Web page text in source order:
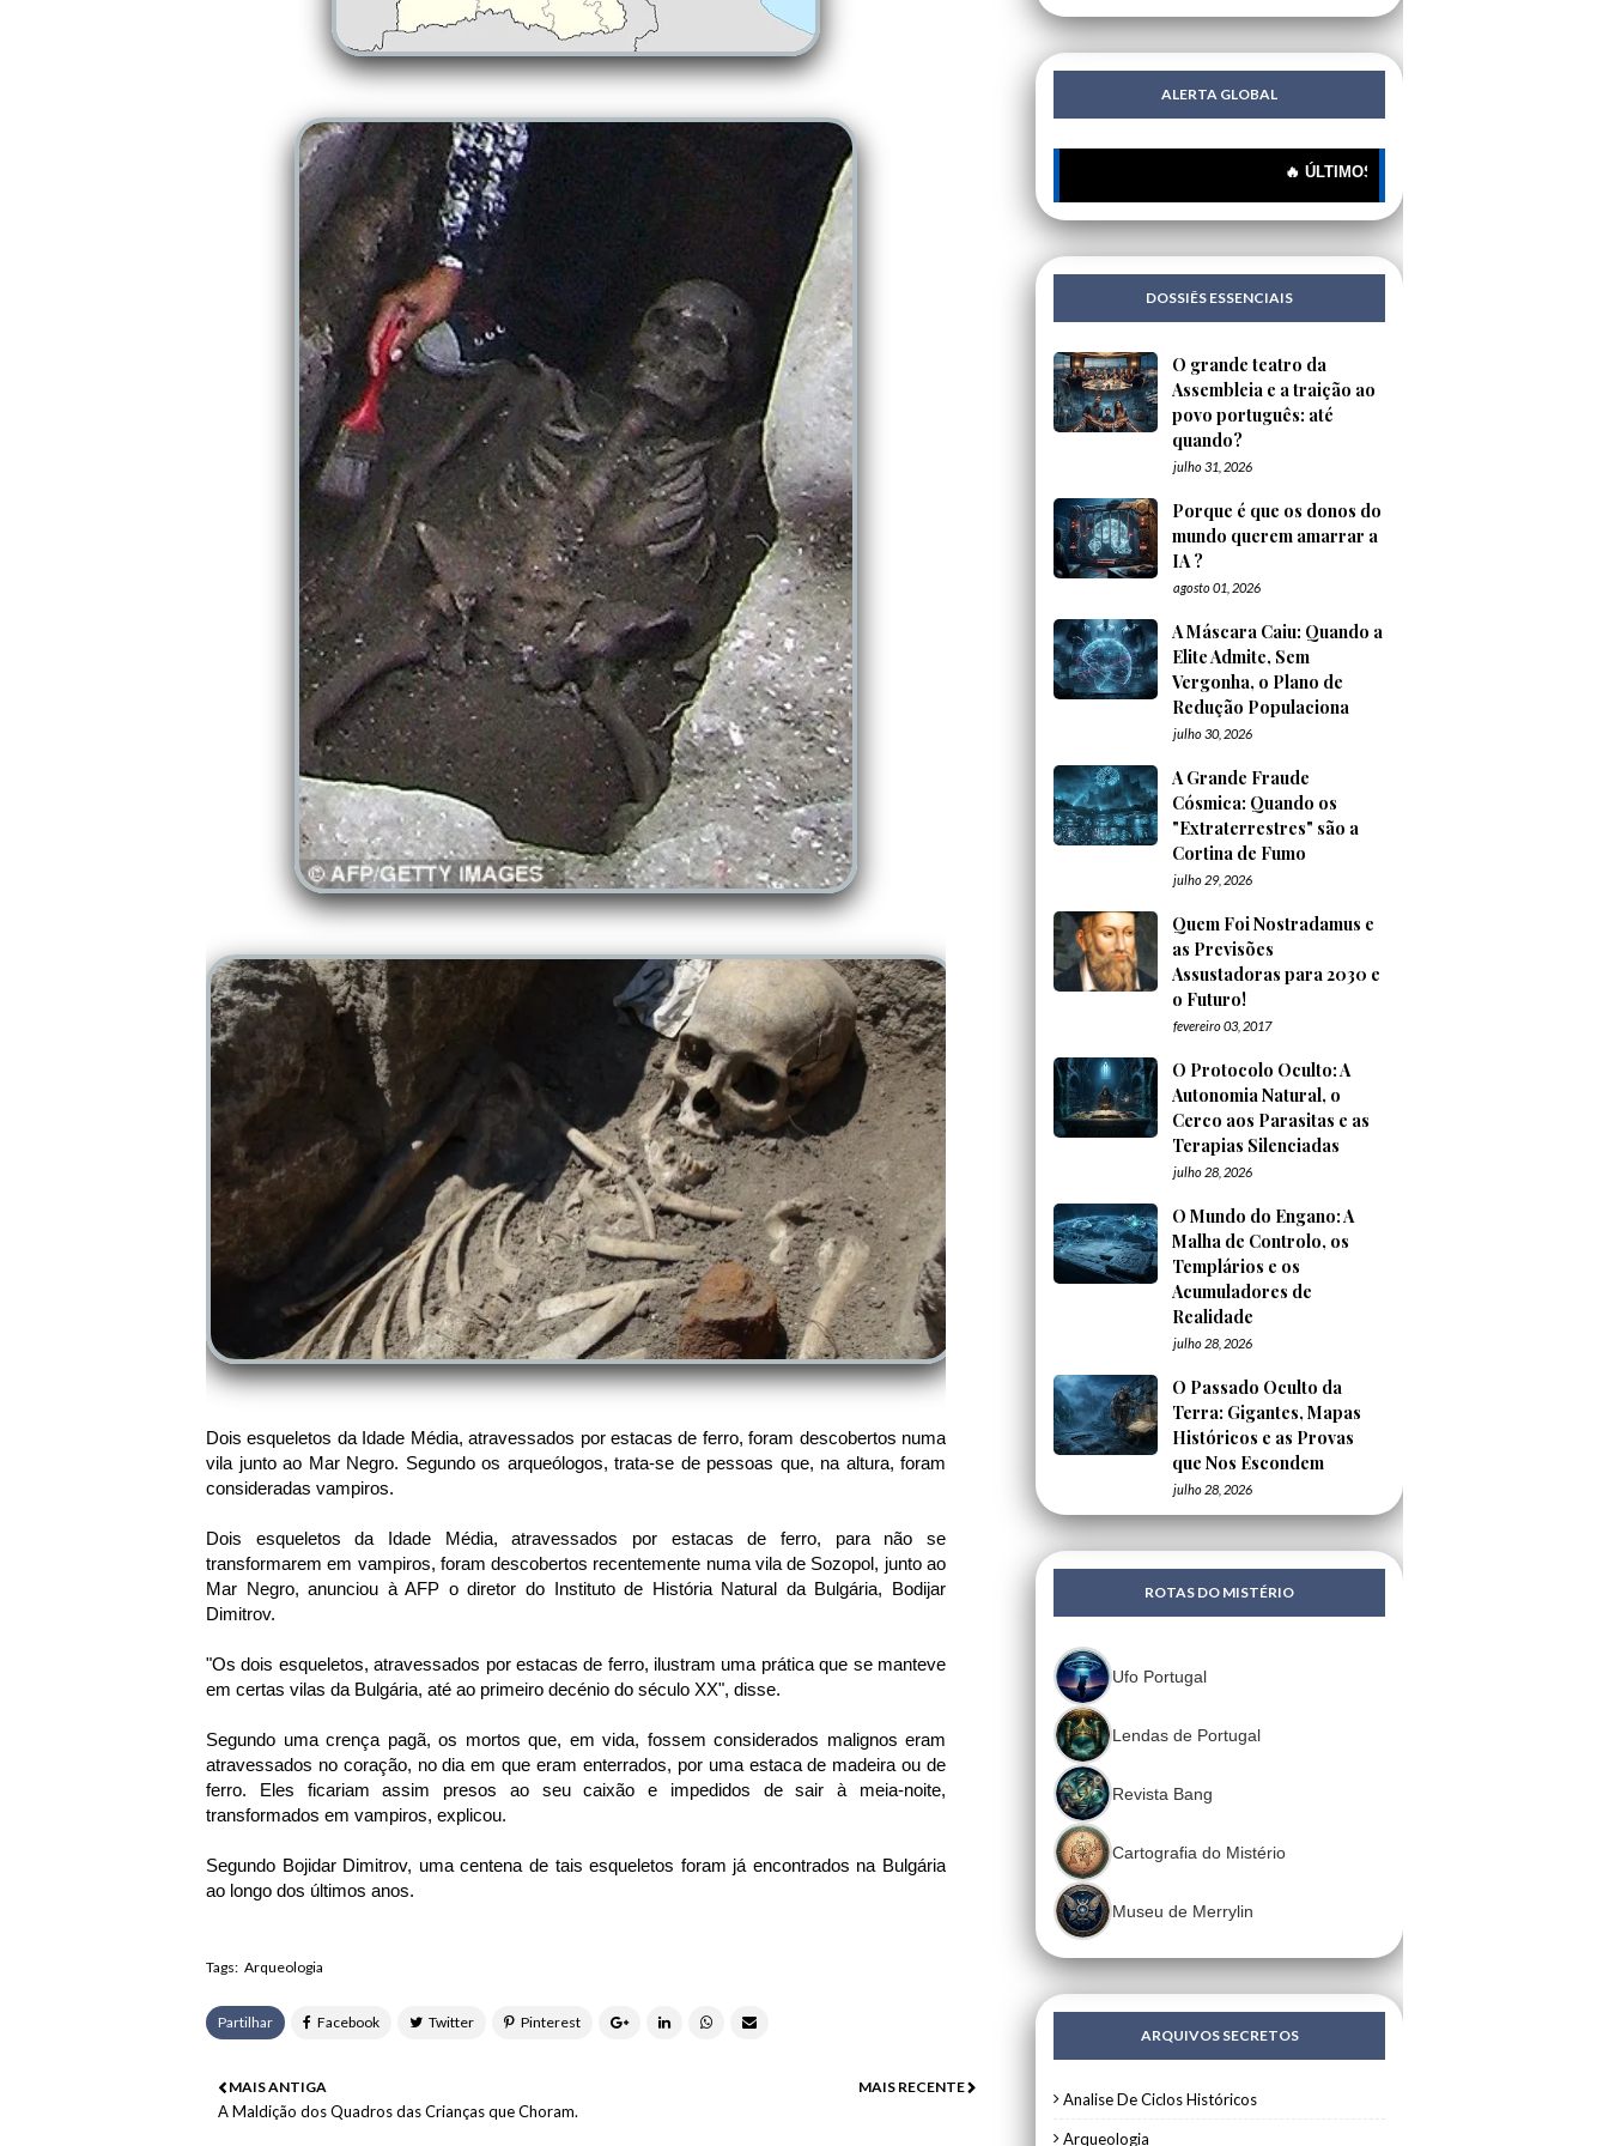
Dois esqueletos da Idade Média, atravessados por estacas de ferro, foram descobertos numa
vila junto ao Mar Negro. Segundo os arqueólogos, trata-se de pessoas que, na altura, foram
consideradas vampiros.
Dois esqueletos da Idade Média, atravessados por estacas de ferro, para não se
transformarem em vampiros, foram descobertos recentemente numa vila de Sozopol, junto ao
Mar Negro, anunciou à AFP o diretor do Instituto de História Natural da Bulgária, Bodijar
Dimitrov.
"Os dois esqueletos, atravessados por estacas de ferro, ilustram uma prática que se manteve
em certas vilas da Bulgária, até ao primeiro decénio do século XX", disse.
Segundo uma crença pagã, os mortos que, em vida, fossem considerados malignos eram
atravessados no coração, no dia em que eram enterrados, por uma estaca de madeira ou de
ferro. Eles ficariam assim presos ao seu caixão e impedidos de sair à meia-noite,
transformados em vampiros, explicou.
Segundo Bojidar Dimitrov, uma centena de tais esqueletos foram já encontrados na Bulgária
ao longo dos últimos anos.
Tags: Arqueologia
Partilhar
MAIS RECENTE
MAIS ANTIGA
A Maldição dos Quadros das Crianças que Choram.
ALERTA GLOBAL
🔥 ÚLTIMOS MISTÉRIOS: 🔍 Porque é que os donos
DOSSIÊS ESSENCIAIS
O grande teatro da
Assembleia e a traição ao
povo português: até
quando?
julho 31, 2026
Porque é que os donos do
mundo querem amarrar a
IA ?
agosto 01, 2026
A Máscara Caiu: Quando a
Elite Admite, Sem
Vergonha, o Plano de
Redução Populaciona
julho 30, 2026
A Grande Fraude
Cósmica: Quando os
"Extraterrestres" são a
Cortina de Fumo
julho 29, 2026
Quem Foi Nostradamus e
as Previsões
Assustadoras para 2030 e
o Futuro!
fevereiro 03, 2017
O Protocolo Oculto: A
Autonomia Natural, o
Cerco aos Parasitas e as
Terapias Silenciadas
julho 28, 2026
O Mundo do Engano: A
Malha de Controlo, os
Templários e os
Acumuladores de
Realidade
julho 28, 2026
O Passado Oculto da
Terra: Gigantes, Mapas
Históricos e as Provas
que Nos Escondem
julho 28, 2026
ROTAS DO MISTÉRIO
Ufo Portugal
Lendas de Portugal
Revista Bang
Cartografia do Mistério
Museu de Merrylin
ARQUIVOS SECRETOS
Analise De Ciclos Históricos
Arqueologia